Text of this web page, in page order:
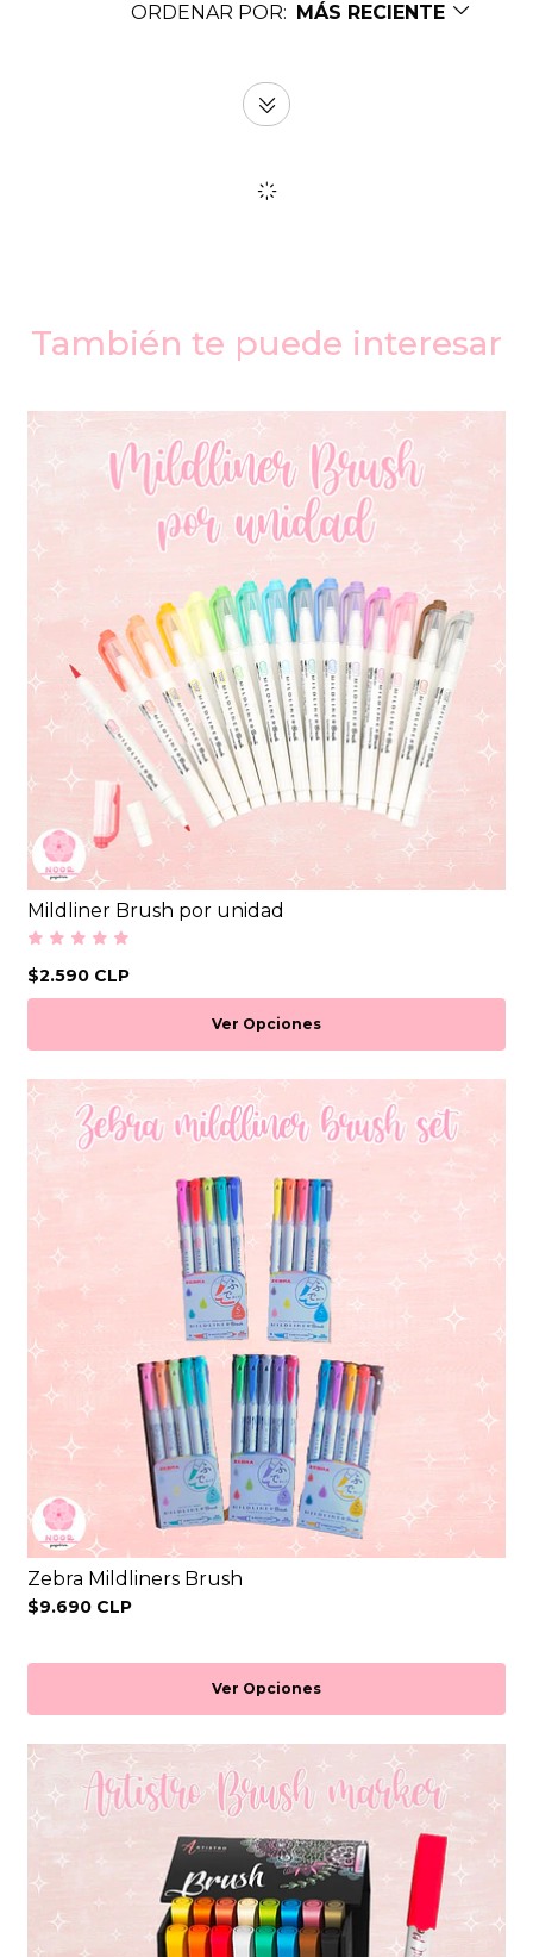
ORDENAR POR: MÁS RECIENTE
También te puede interesar
Mildliner Brush por unidad
$2.590 CLP
Ver Opciones
Zebra Mildliners Brush
$9.690 CLP
Ver Opciones